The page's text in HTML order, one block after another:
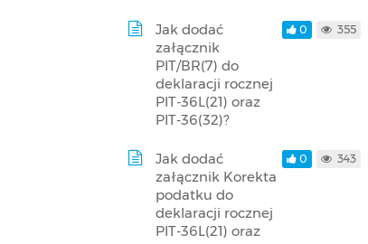
Jak dodać
załącznik
PIT/BR(7) do
deklaracji rocznej
PIT-36L(21) oraz
PIT-36(32)?
0 355
Jak dodać
załącznik Korekta
podatku do
deklaracji rocznej
PIT-36L(21) oraz
0 343